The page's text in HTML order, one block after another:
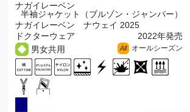
ナガイレーベン
半袖ジャケット（ブルゾン・ジャンパー）
ナガイレーベン ナウェイ 2025
ドクターウェア
2022年発売
男女共用
All オールシーズン